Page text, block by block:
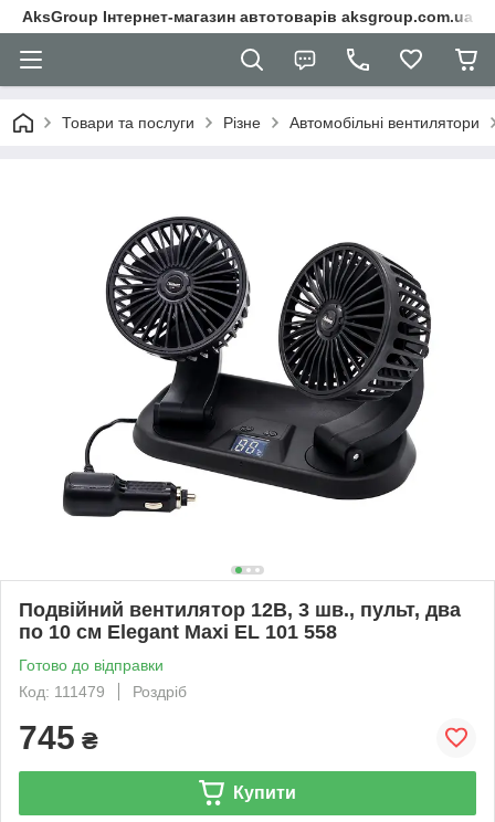
AksGroup Інтернет-магазин автотоварів aksgroup.com.ua
Товари та послуги Різне Автомобільні вентилятори
Подвійний вентилятор 12В, 3 шв., пульт, два
по 10 см Elegant Maxi EL 101 558
Готово до відправки
Код: 111479
Роздріб
745 ₴
Купити